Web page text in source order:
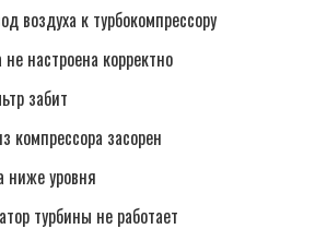
воздуха к турбокомпрессору
настроена корректно
забит
компрессора засорен
ниже уровня
турбины не работает